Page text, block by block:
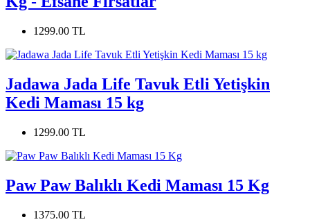
1299.00 TL
Jadawa Jada Life Tavuk Etli Yetişkin
Kedi Maması 15 kg
1299.00 TL
Paw Paw Balıklı Kedi Maması 15 Kg
1375.00 TL